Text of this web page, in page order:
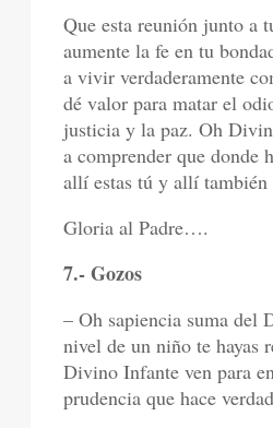
Que esta reunión junto a
aumente la fe en tu
a vivir verdaderamente
dé valor para matar el
justicia y la paz. Oh
a comprender que donde
allí estas tú y allí también
Gloria al Padre….
7.- Gozos
– Oh sapiencia suma del
nivel de un niño te hayas
Divino Infante ven para
prudencia que hace